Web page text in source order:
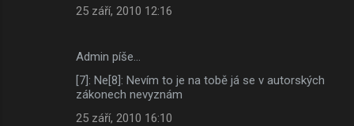
25 září, 2010 12:16
Admin píše…
[7]: Ne[8]: Nevím to je na tobě já se v autorských
zákonech nevyznám
25 září, 2010 16:10